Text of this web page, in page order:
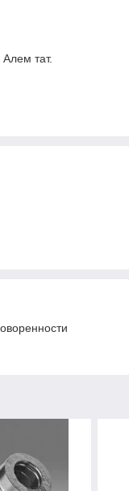
тат.